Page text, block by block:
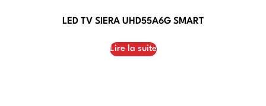
LED TV SIERA UHD55A6G SMART
Lire la suite